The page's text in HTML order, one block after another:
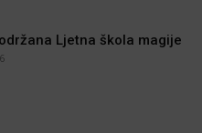
Ljetna škola magije